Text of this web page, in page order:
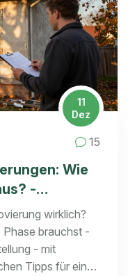
11
Dez
15
Wie
-
Phase
wirklich?
Phase brauchst -
- mit
Tipps für eine